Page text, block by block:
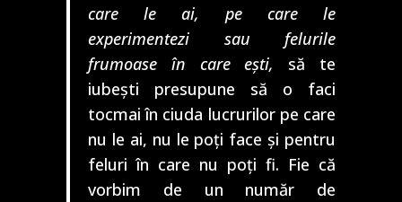
care le ai, pe care le
experimentezi sau felurile
frumoase în care ești, să te
iubești presupune să o faci
tocmai în ciuda lucrurilor pe care
nu le ai, nu le poți face și pentru
feluri în care nu poți fi. Fie că
vorbim de un număr de